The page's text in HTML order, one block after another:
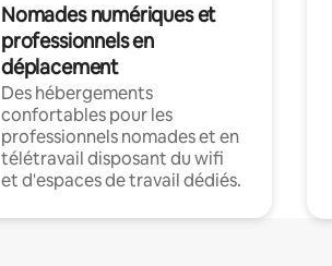
Nomades numériques et
professionnels en
déplacement
Des hébergements
confortables pour les
professionnels nomades et en
télétravail disposant du wifi
et d'espaces de travail dédiés.